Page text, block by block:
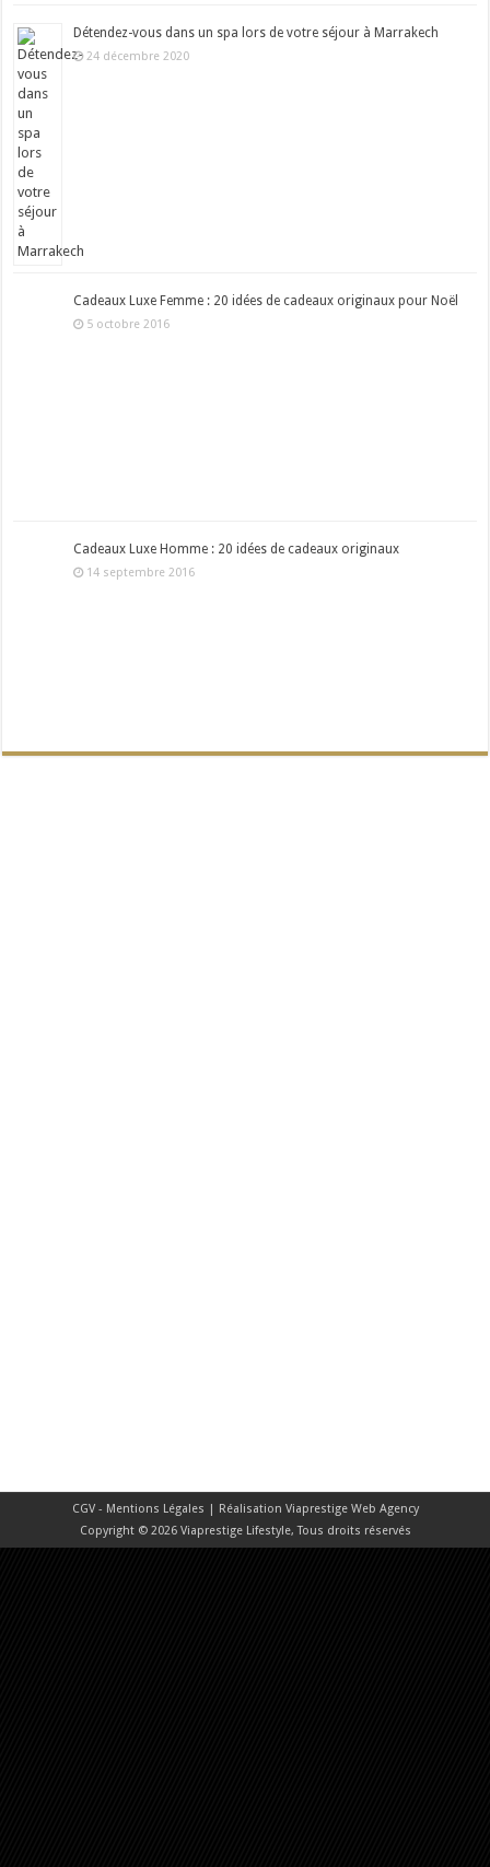
Détendez-vous dans un spa lors de votre séjour à Marrakech
24 décembre 2020
Cadeaux Luxe Femme : 20 idées de cadeaux originaux pour Noël
5 octobre 2016
Cadeaux Luxe Homme : 20 idées de cadeaux originaux
14 septembre 2016
CGV - Mentions Légales | Réalisation Viaprestige Web Agency
Copyright © 2026 Viaprestige Lifestyle, Tous droits réservés